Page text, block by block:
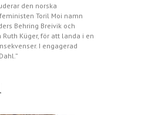
den norska
Toril Moi namn
Behring Breivik och
Küger, för att landa i en
I engagerad